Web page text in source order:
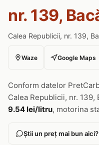
nr. 139,
Calea Republicii, nr. 139,
Waze Google Maps
Conform datelor
Calea Republicii, nr.
9.54 lei/litru, motorina
Știi un preț mai bun aici?